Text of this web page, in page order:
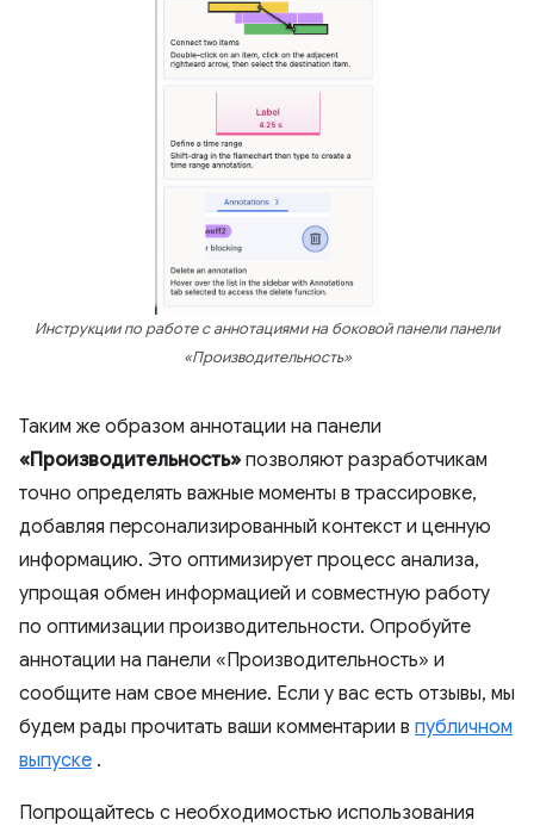
Инструкции по работе с аннотациями на боковой панели панели
«Производительность»
Таким же образом аннотации на панели
«Производительность» позволяют разработчикам
точно определять важные моменты в трассировке,
добавляя персонализированный контекст и ценную
информацию. Это оптимизирует процесс анализа,
упрощая обмен информацией и совместную работу
по оптимизации производительности. Опробуйте
аннотации на панели «Производительность» и
сообщите нам свое мнение. Если у вас есть отзывы, мы
будем рады прочитать ваши комментарии в публичном
выпуске .
Попрощайтесь с необходимостью использования